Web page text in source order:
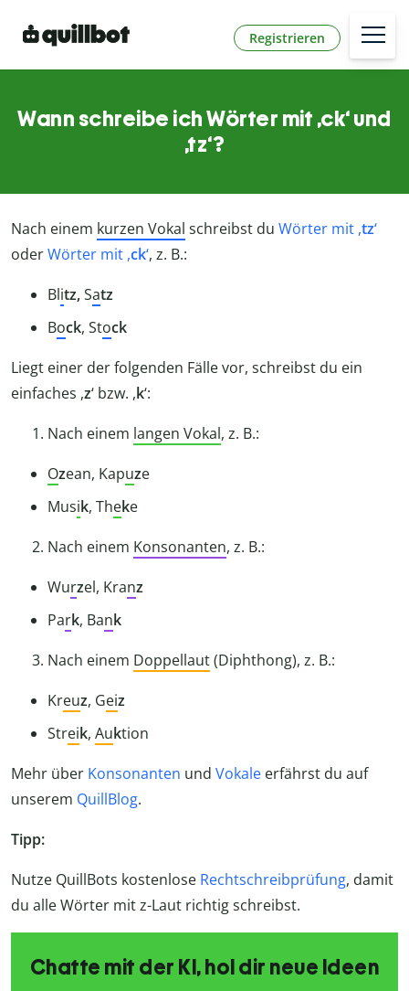
Registrieren
Wann schreibe ich Wörter mit ,ck‘ und
,tz‘?
Nach einem kurzen Vokal schreibst du Wörter mit ,tz‘
oderWörter mit ,ck‘, z. B.:
Blitz,Satz
Bock, Stock
Liegt einer der folgenden Fälle vor, schreibst du ein
einfaches ,z‘ bzw. ,k‘:
Nach einem langen Vokal, z. B.:
Ozean, Kapuze
Musik, Theke
Nach einem Konsonanten, z. B.:
Wurzel, Kranz
Park, Bank
Nach einem Doppellaut(Diphthong), z. B.:
Kreuz, Geiz
Streik, Auktion
Mehr über Konsonanten und Vokale erfährst du auf
unserem QuillBlog.
Tipp:
Nutze QuillBots kostenlose Rechtschreibprüfung, damit
du alle Wörter mit z-Laut richtig schreibst.
Chatte mit der KI, hol dir neue Ideen